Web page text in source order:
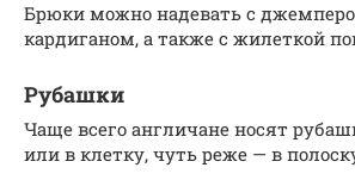
Брюки можно надевать с
кардиганом, а также с жилеткой
Рубашки
Чаще всего англичане носят
или в клетку, чуть реже — в